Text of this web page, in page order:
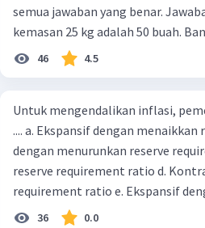
semua jawaban yang benar.
kemasan 25 kg adalah 50 buah.
buah. Total berat beras dalam
beras kemasan 25 kg dan 50 kg
Rp14.000, berapakah biaya
Vina? A. Rp2.540.000 C.
46 4.5
Untuk mengendalikan inflasi,
.... a. Ekspansif dengan
dengan menurunkan reserve
reserve requirement ratio d.
requirement ratio e. Ekspansif
Indonesia melakukan kebijakan
36 0.0